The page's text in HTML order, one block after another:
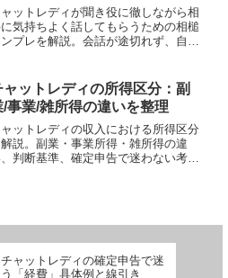
ットレディが聞き役に徹しながら相
気持ちよく話してもらうための相槌
プレを解説。会話が途切れず、自然
ャットレディの所得区分：副
/事業/雑所得の違いを整理
ットレディの収入における所得区分
説。副業・事業所得・雑所得の違
判断基準、確定申告で迷わない考え
チャットレディの確定申告で迷
う「経費」具体例と線引き